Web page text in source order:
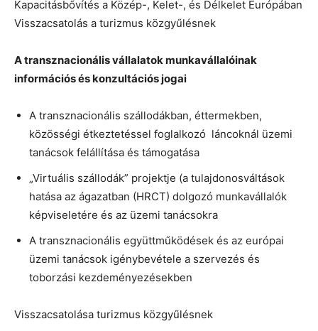
Kapacitásbővítés a Közép-, Kelet-, és Délkelet Európában
Visszacsatolás a turizmus közgyűlésnek
A transznacionális vállalatok munkavállalóinak
információs és konzultációs jogai
A transznacionális szállodákban, éttermekben,
közösségi étkeztetéssel foglalkozó láncoknál üzemi
tanácsok felállítása és támogatása
„Virtuális szállodák” projektje (a tulajdonosváltások
hatása az ágazatban (HRCT) dolgozó munkavállalók
képviseletére és az üzemi tanácsokra
A transznacionális együttműködések és az európai
üzemi tanácsok igénybevétele a szervezés és
toborzási kezdeményezésekben
Visszacsatolása turizmus közgyűlésnek